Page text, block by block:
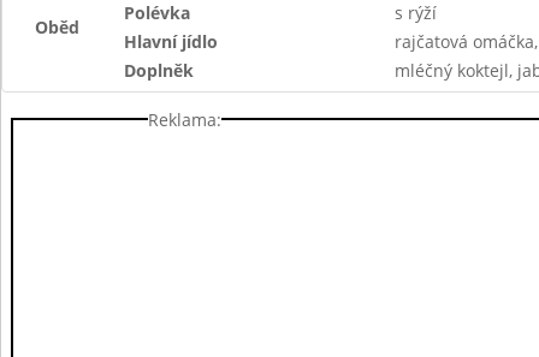
Oběd
Polévka
s rýží
Hlavní jídlo
rajčatová
Doplněk
mléčný koktejl,
Reklama: